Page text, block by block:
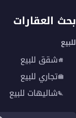
بحث العقارات
للبيع
شقق للبيع
تجاري للبيع
شاليهات للبيع